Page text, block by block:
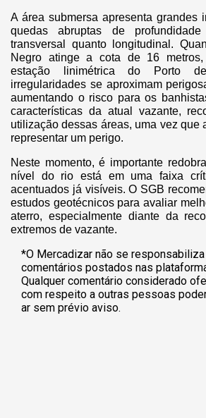
A área submersa apresenta grandes
quedas abruptas de
transversal quanto longitudinal.
Negro atinge a cota de 16
estação linimétrica do Porto
irregularidades se aproximam
aumentando o risco para os
características da atual vazante,
utilização dessas áreas, uma vez que
representar um perigo.
Neste momento, é importante
nível do rio está em uma faixa
acentuados já visíveis. O SGB
estudos geotécnicos para avaliar
aterro, especialmente diante da
extremos de vazante.
*O Mercadizar não se
comentários postados nas
Qualquer comentário considerado
com respeito a outras pessoas
ar sem prévio aviso.